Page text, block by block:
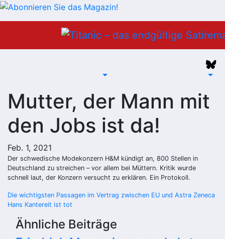
Mutter, der Mann mit
den Jobs ist da!
Feb. 1, 2021
Der schwedische Modekonzern H&M kündigt an, 800 Stellen in
Deutschland zu streichen – vor allem bei Müttern. Kritik wurde
schnell laut, der Konzern versucht zu erklären. Ein Protokoll.
Beitragsnavigation
Die wichtigsten Passagen im Vertrag zwischen EU und Astra Zeneca
Hans Kantereit ist tot
Ähnliche Beiträge